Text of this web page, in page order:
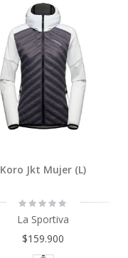
Koro Jkt Mujer (L)
Rating:
0%
La Sportiva
$159.900